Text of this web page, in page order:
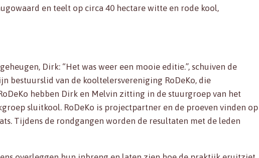
en teelt op circa 40 hectare witte en rode kool,
Dirk: “Het was weer een mooie editie.”, schuiven de
bestuurslid van de kooltelersvereniging RoDeKo, die
hebben Dirk en Melvin zitting in de stuurgroep van het
sluitkool. RoDeKo is projectpartner en de proeven vinden op
Tijdens de rondgangen worden de resultaten met de leden